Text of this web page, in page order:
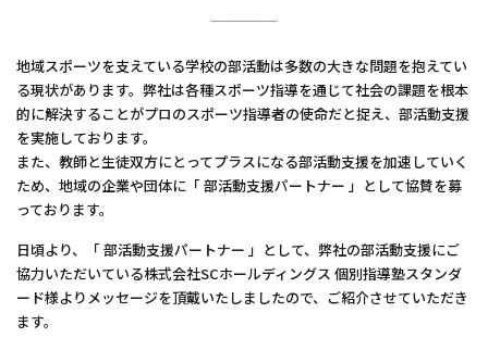
地域スポーツを支えている学校の部活動は多数の大きな問題を抱えてい
る現状があります。弊社は各種スポーツ指導を通じて社会の課題を根本
的に解決することがプロのスポーツ指導者の使命だと捉え、部活動支援
を実施しております。
また、教師と生徒双方にとってプラスになる部活動支援を加速していく
ため、地域の企業や団体に「 部活動支援パートナー 」として協賛を募
っております。
日頃より、「 部活動支援パートナー 」として、弊社の部活動支援にご
協力いただいている株式会社SCホールディングス 個別指導塾スタンダ
ード様よりメッセージを頂戴いたしましたので、ご紹介させていただき
ます。